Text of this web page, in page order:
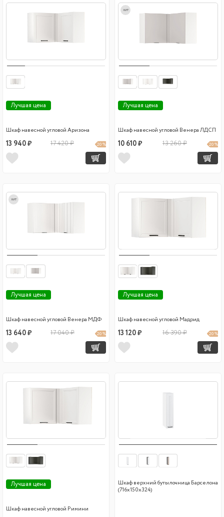
Лучшая цена
Шкаф навесной угловой Аризона
13 940 ₽ 17 420 ₽ 20 %
хит
Лучшая цена
Шкаф навесной угловой Венера ЛДСП
10 610 ₽ 13 260 ₽ 20 %
хит
Лучшая цена
Шкаф навесной угловой Венера МДФ
13 640 ₽ 17 040 ₽ 20 %
Лучшая цена
Шкаф навесной угловой Мадрид
13 120 ₽ 16 390 ₽ 20 %
Лучшая цена
Шкаф навесной угловой Римини
Шкаф верхний бутылочница Барселона
(716х150х324)